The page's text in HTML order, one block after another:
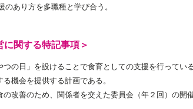
あり方を多職種と学び合う。
に関する特記事項＞
の日」を設けることで食育としての支援を行ってい
機会を提供する計画である。
改善のため、関係者を交えた委員会（年２回）の開